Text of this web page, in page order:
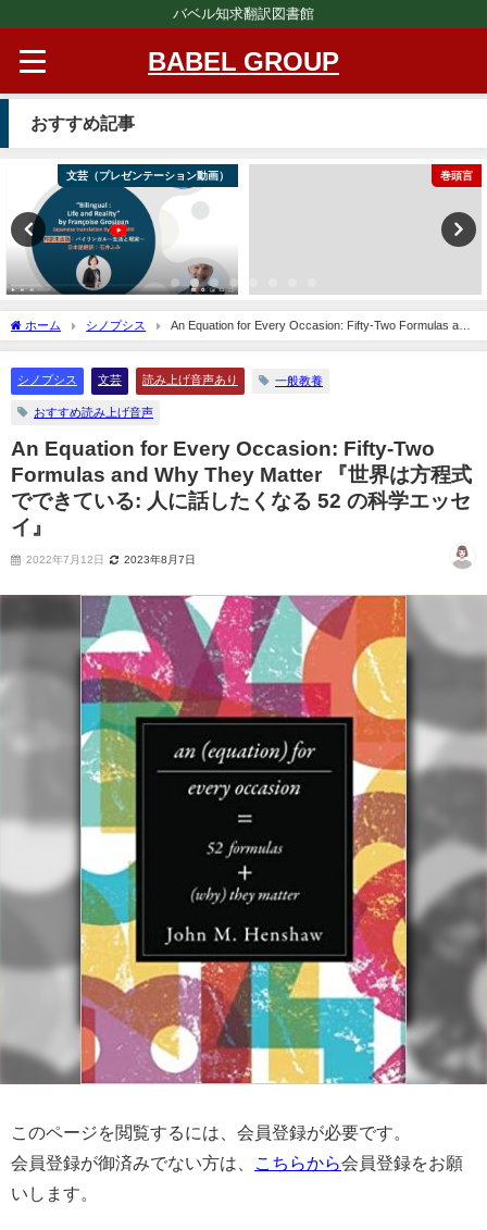
バベル知求翻訳図書館
BABEL GROUP
おすすめ記事
文芸（プレゼンテーション動画） 巻頭言
ホーム シノプシス
An Equation for Every Occasion: Fifty-Two Formulas and
Why They Matter 『世界は方程式でできている: 人に話したくなる 52 の科学エッセ
シノプシス
文芸 読み上げ音声あり 一般教養
おすすめ読み上げ音声
An Equation for Every Occasion: Fifty-Two
Formulas and Why They Matter 『世界は方程式
でできている: 人に話したくなる 52 の科学エッセ
イ』
2022年7月12日 2023年8月7日
このページを閲覧するには、会員登録が必要です。
会員登録が御済みでない方は、
こちらから会員登録をお願
いします。